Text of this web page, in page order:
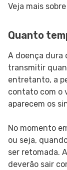
Veja mais sobre
Quanto
A doença dura
transmitir
entretanto, a
contato com o
aparecem os
No momento
ou seja,
ser retomada.
deverão sair